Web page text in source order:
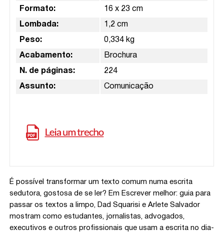
Formato: 16 x 23 cm
Lombada: 1,2 cm
Peso: 0,334 kg
Acabamento: Brochura
N. de páginas: 224
Assunto: Comunicação
É possível transformar um texto comum numa escrita
sedutora, gostosa de se ler? Em Escrever melhor: guia para
passar os textos a limpo, Dad Squarisi e Arlete Salvador
mostram como estudantes, jornalistas, advogados,
executivos e outros profissionais que usam a escrita no dia-